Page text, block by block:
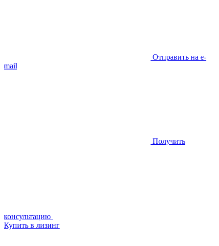
Отправить на e-
mail
Получить
консультацию
Купить в лизинг